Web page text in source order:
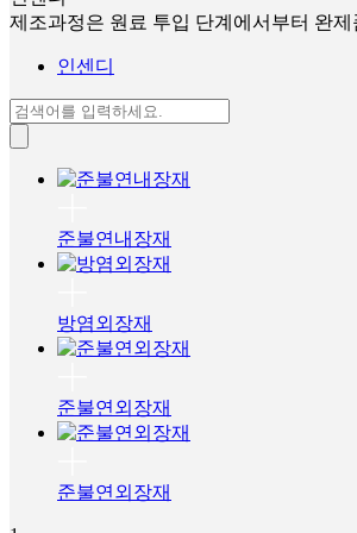
제조과정은 원료 투입 단계에서부터 완
인센디
준불연내장재
방염외장재
준불연외장재
준불연외장재